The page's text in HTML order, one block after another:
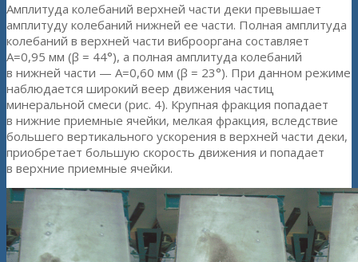
Амплитуда колебаний верхней части деки превышает
амплитуду колебаний нижней ее части. Полная амплитуда
колебаний в верхней части виброоргана составляет
А=0,95 мм (β = 44°), а полная амплитуда колебаний
в нижней части — А=0,60 мм (β = 23°). При данном режиме
наблюдается широкий веер движения частиц
минеральной смеси (рис. 4). Крупная фракция попадает
в нижние приемные ячейки, мелкая фракция, вследствие
большего вертикального ускорения в верхней части деки,
приобретает большую скорость движения и попадает
в верхние приемные ячейки.